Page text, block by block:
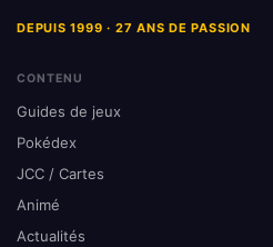
DEPUIS 1999 · 27 ANS DE PASSION
CONTENU
Guides de jeux
Pokédex
JCC / Cartes
Animé
Actualités